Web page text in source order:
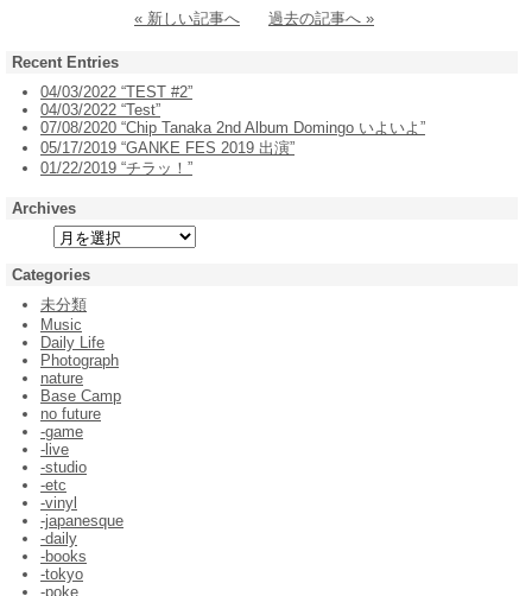
« 新しい記事へ 過去の記事へ »
Recent Entries
04/03/2022 “TEST #2”
04/03/2022 “Test”
07/08/2020 “Chip Tanaka 2nd Album Domingo いよいよ”
05/17/2019 “GANKE FES 2019 出演”
01/22/2019 “チラッ！”
Archives
Categories
未分類
Music
Daily Life
Photograph
nature
Base Camp
no future
-game
-live
-studio
-etc
-vinyl
-japanesque
-daily
-books
-tokyo
-poke